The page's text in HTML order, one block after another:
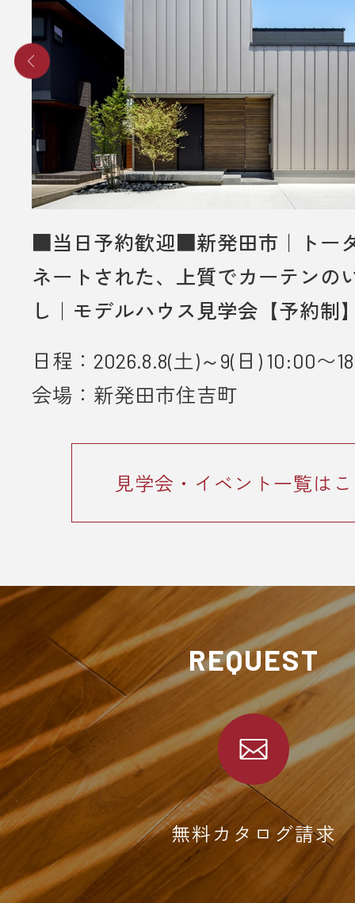
■当日予約歓迎■新発田市｜トー
ネートされた、上質でカーテンの
し｜モデルハウス見学会【予約制
日程：2026.8.8(土)～9(日) 10:00〜
会場：新発田市住吉町
見学会・イベント一覧は
REQUEST
無料カタログ請求